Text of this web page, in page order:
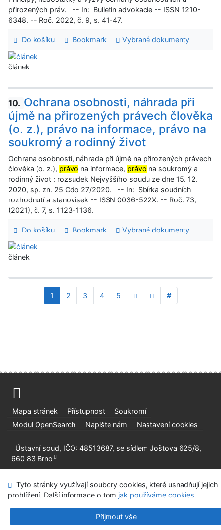
přirozených práv. -- In: Bulletin advokacie -- ISSN 1210-
6348. -- Roč. 2022, č. 9, s. 41-47.
Do košíku Bookmark Vybrané dokumenty
článek
10. Ochrana osobnosti, náhrada při
újmě na přirozených právech člověka
(o. z.), právo na informace, právo na
soukromý a rodinný život
Ochrana osobnosti, náhrada při újmě na přirozených právech
člověka (o. z.), právo na informace, právo na soukromý a
rodinný život : rozsudek Nejvyššího soudu ze dne 15. 12.
2020, sp. zn. 25 Cdo 27/2020. -- In: Sbírka soudních
rozhodnutí a stanovisek -- ISSN 0036-522X. -- Roč. 73,
(2021), č. 7, s. 1123-1136.
Do košíku Bookmark Vybrané dokumenty
článek
1 2 3 4 5 #
Mapa stránek Přístupnost
Soukromí
Modul OpenSearch
Napište nám Nastavení cookies
Ústavní soud, IČO: 48513687, se sídlem Joštova 625/8,
660 83 Brno
Tyto stránky využívají soubory cookies, které usnadňují jejich
prohlížení. Další informace o tom jak používáme cookies.
Přijmout vše